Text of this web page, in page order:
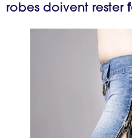
robes doivent rester